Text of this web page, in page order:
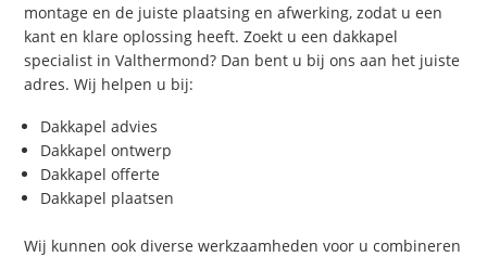
montage en de juiste plaatsing en afwerking, zodat u een
kant en klare oplossing heeft. Zoekt u een dakkapel
specialist in Valthermond? Dan bent u bij ons aan het juiste
adres. Wij helpen u bij:
Dakkapel advies
Dakkapel ontwerp
Dakkapel offerte
Dakkapel plaatsen
Wij kunnen ook diverse werkzaamheden voor u combineren